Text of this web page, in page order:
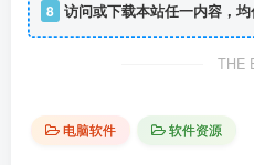
8 访问或下载本站任一内容，均
THE
电脑软件 软件资源